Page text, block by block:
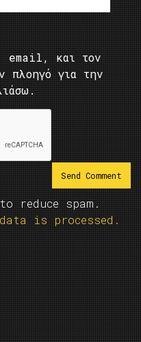
email, και τον
πλοηγό για την
reduce spam.
data is processed.